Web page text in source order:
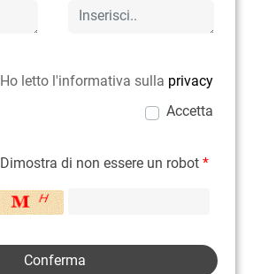
Ho letto l'informativa sulla privacy
Accetta
Dimostra di non essere un robot *